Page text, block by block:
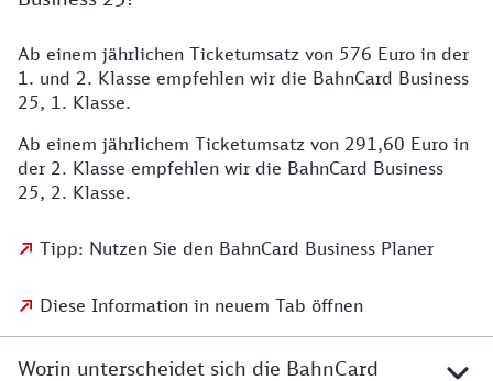
Ab einem jährlichen Ticketumsatz von 576 Euro in der
1. und 2. Klasse empfehlen wir die BahnCard Business
25, 1. Klasse.
Ab einem jährlichem Ticketumsatz von 291,60 Euro in
der 2. Klasse empfehlen wir die BahnCard Business
25, 2. Klasse.
Tipp: Nutzen Sie den BahnCard Business Planer
Diese Information in neuem Tab öffnen
Worin unterscheidet sich die BahnCard